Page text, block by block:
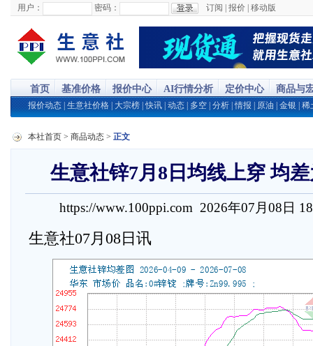
用户： 密码： 订阅 报价 移动版
首页 基准价格 报价中心 AI行情分析 定价中心 商品与
报价动态 生意社价格 大宗榜 |快讯 动态 多空 分析 |情报 原油 金银 稀
本社首页 > 商品动态 > 正文
生意社锌7月8日均线上穿 均
https://www.100ppi.com 2026年07月08日
生意社07月08日讯